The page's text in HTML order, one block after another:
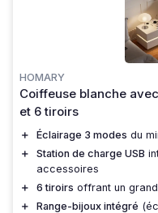
HOMARY
Coiffeuse blanche
et 6 tiroirs
＋ Éclairage 3 modes du
＋
Station de charge USB
accessoires
＋
6 tiroirs offrant un
＋
Range-bijoux intégré